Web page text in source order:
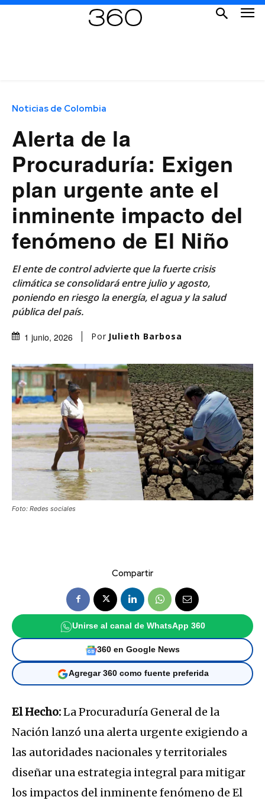
Noticias de Colombia
Alerta de la
Procuraduría: Exigen
plan urgente ante el
inminente impacto del
fenómeno de El Niño
El ente de control advierte que la fuerte crisis
climática se consolidará entre julio y agosto,
poniendo en riesgo la energía, el agua y la salud
pública del país.
1 junio, 2026 Por Julieth Barbosa
Foto: Redes sociales
Compartir
Unirse al canal de WhatsApp 360
360 en Google News
Agregar 360 como fuente preferida
El Hecho:La Procuraduría General de la
Nación lanzó una alerta urgente exigiendo a
las autoridades nacionales y territoriales
diseñar una estrategia integral para mitigar
los impactos del inminente fenómeno de El